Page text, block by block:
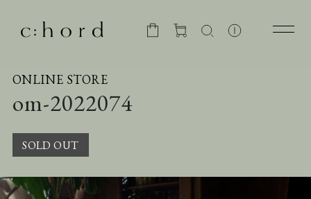
ONLINE STORE
om-2022074